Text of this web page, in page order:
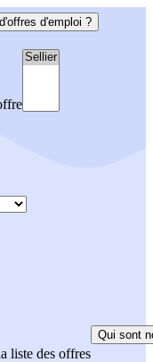
d'emploi ?
liste des offres
Qui sont